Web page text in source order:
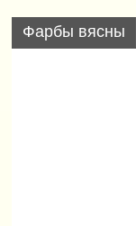
Фарбы вясны